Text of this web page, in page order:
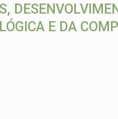
E DA